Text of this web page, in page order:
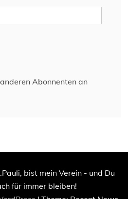
Abonnenten an
bist mein Verein - und Du
für immer bleiben!